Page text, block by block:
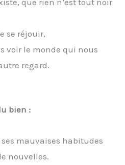
se réjouir,
voir le monde qui nous
regard.
bien :
mauvaises habitudes
nouvelles.